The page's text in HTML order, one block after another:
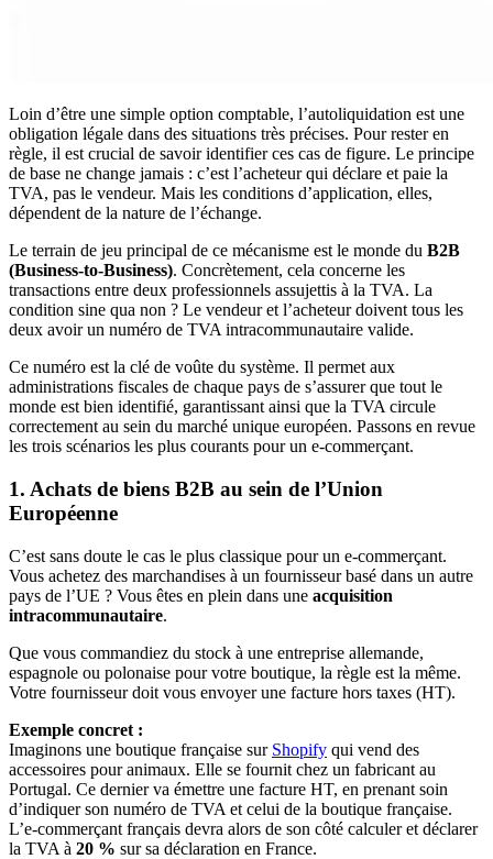
Loin d’être une simple option comptable, l’autoliquidation est une
obligation légale dans des situations très précises. Pour rester en
règle, il est crucial de savoir identifier ces cas de figure. Le principe
de base ne change jamais : c’est l’acheteur qui déclare et paie la
TVA, pas le vendeur. Mais les conditions d’application, elles,
dépendent de la nature de l’échange.
Le terrain de jeu principal de ce mécanisme est le monde du B2B
(Business-to-Business). Concrètement, cela concerne les
transactions entre deux professionnels assujettis à la TVA. La
condition sine qua non ? Le vendeur et l’acheteur doivent tous les
deux avoir un numéro de TVA intracommunautaire valide.
Ce numéro est la clé de voûte du système. Il permet aux
administrations fiscales de chaque pays de s’assurer que tout le
monde est bien identifié, garantissant ainsi que la TVA circule
correctement au sein du marché unique européen. Passons en revue
les trois scénarios les plus courants pour un e-commerçant.
1. Achats de biens B2B au sein de l’Union
Européenne
C’est sans doute le cas le plus classique pour un e-commerçant.
Vous achetez des marchandises à un fournisseur basé dans un autre
pays de l’UE ? Vous êtes en plein dans une acquisition
intracommunautaire.
Que vous commandiez du stock à une entreprise allemande,
espagnole ou polonaise pour votre boutique, la règle est la même.
Votre fournisseur doit vous envoyer une facture hors taxes (HT).
Exemple concret :
Imaginons une boutique française sur Shopify qui vend des
accessoires pour animaux. Elle se fournit chez un fabricant au
Portugal. Ce dernier va émettre une facture HT, en prenant soin
d’indiquer son numéro de TVA et celui de la boutique française.
L’e-commerçant français devra alors de son côté calculer et déclarer
la TVA à 20 % sur sa déclaration en France.